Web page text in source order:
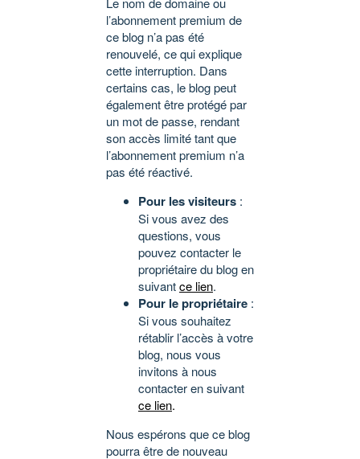
l’abonnement premium de
ce blog n’a pas été
renouvelé, ce qui explique
cette interruption. Dans
certains cas, le blog peut
également être protégé par
un mot de passe, rendant
son accès limité tant que
l’abonnement premium n’a
pas été réactivé.
Pour les visiteurs :
Si vous avez des
questions, vous
pouvez contacter le
propriétaire du blog en
suivantce lien.
Pour le propriétaire :
Si vous souhaitez
rétablir l’accès à votre
blog, nous vous
invitons à nous
contacter en suivant
ce lien.
Nous espérons que ce blog
pourra être de nouveau